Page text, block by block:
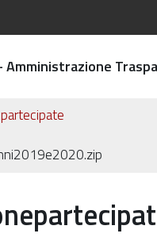
Amministrazione